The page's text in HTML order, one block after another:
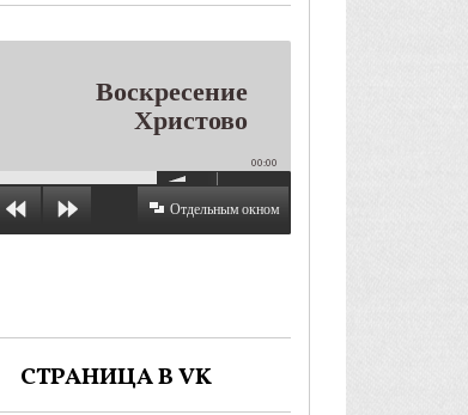
Воскресение
Христово
00:00
Отдельным окном
СТРАНИЦА В VK